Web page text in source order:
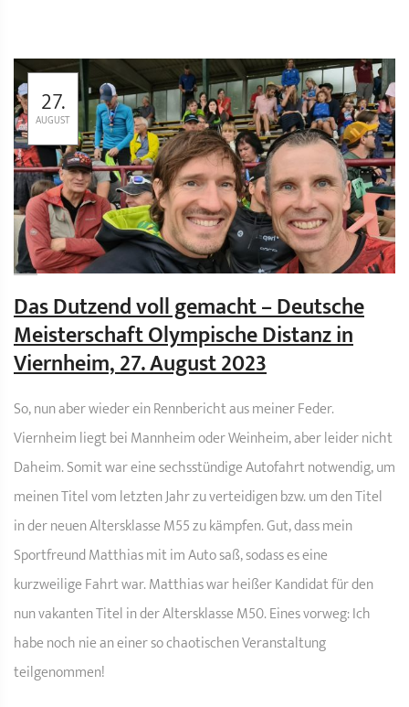
27.
AUGUST
Das Dutzend voll gemacht – Deutsche
Meisterschaft Olympische Distanz in
Viernheim, 27. August 2023
So, nun aber wieder ein Rennbericht aus meiner Feder.
Viernheim liegt bei Mannheim oder Weinheim, aber leider nicht
Daheim. Somit war eine sechsstündige Autofahrt notwendig, um
meinen Titel vom letzten Jahr zu verteidigen bzw. um den Titel
in der neuen Altersklasse M55 zu kämpfen. Gut, dass mein
Sportfreund Matthias mit im Auto saß, sodass es eine
kurzweilige Fahrt war. Matthias war heißer Kandidat für den
nun vakanten Titel in der Altersklasse M50. Eines vorweg: Ich
habe noch nie an einer so chaotischen Veranstaltung
teilgenommen!